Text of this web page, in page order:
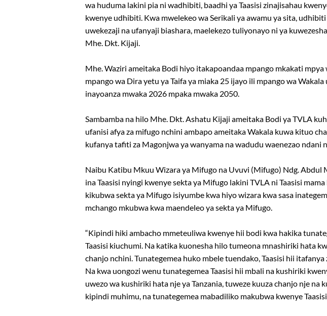
wa huduma lakini pia ni wadhibiti, baadhi ya Taasisi zinajisahau
kwenye udhibiti. Kwa mwelekeo wa Serikali ya awamu ya sita,
uwekezaji na ufanyaji biashara, maelekezo tuliyonayo ni ya
Mhe. Dkt. Kijaji.
Mhe. Waziri ameitaka Bodi hiyo itakapoandaa mpango mkakati
mpango wa Dira yetu ya Taifa ya miaka 25 ijayo ili mpango wa Wakala
inayoanza mwaka 2026 mpaka mwaka 2050.
Sambamba na hilo Mhe. Dkt. Ashatu Kijaji ameitaka Bodi ya TVLA
ufanisi afya za mifugo nchini ambapo ameitaka Wakala kuwa kituo
kufanya tafiti za Magonjwa ya wanyama na wadudu waenezao ndani
Naibu Katibu Mkuu Wizara ya Mifugo na Uvuvi (Mifugo) Ndg. Abdul
ina Taasisi nyingi kwenye sekta ya Mifugo lakini TVLA ni Taasisi
kikubwa sekta ya Mifugo isiyumbe kwa hiyo wizara kwa sasa
mchango mkubwa kwa maendeleo ya sekta ya Mifugo.
“Kipindi hiki ambacho mmeteuliwa kwenye hii bodi kwa hakika
Taasisi kiuchumi. Na katika kuonesha hilo tumeona mnashiriki hata
chanjo nchini. Tunategemea huko mbele tuendako, Taasisi hii
Na kwa uongozi wenu tunategemea Taasisi hii mbali na kushiriki
uwezo wa kushiriki hata nje ya Tanzania, tuweze kuuza chanjo nje na
kipindi muhimu, na tunategemea mabadiliko makubwa kwenye